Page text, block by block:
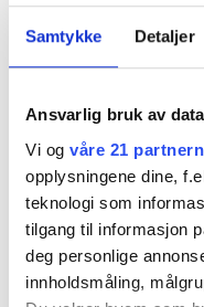
Samtykke Detaljer
Ansvarlig bruk av
Vi og våre 21
opplysningene dine,
teknologi som
tilgang til informasjon
deg personlige
innholdsmåling,